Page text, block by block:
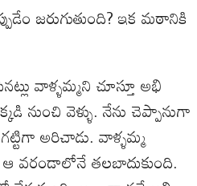
జరుగుతుంది? ఇక మఠానికి
వాళ్ళమ్మని చూస్తూ అభి
నుంచి వెళ్ళు. నేను చెప్పానుగా
అరిచాడు. వాళ్ళమ్మ
ఆ వరండాలోనే తలబాదుకుంది.